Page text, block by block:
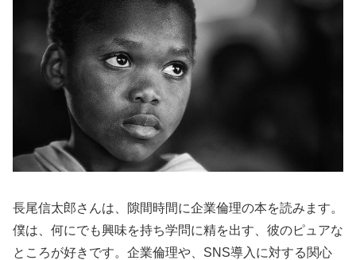
長尾信太郎さんは、隙間時間に企業倫理の本を読みます。
僕は、何にでも興味を持ち学問に精を出す、彼のピュアな
ところが好きです。企業倫理や、SNS導入に対する関心